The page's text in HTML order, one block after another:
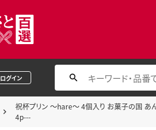
ログイン
祝杯プリン ～hare～ 4個入り お菓子の国 あ
4p---